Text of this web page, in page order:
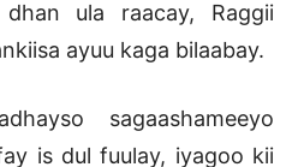
ula raacay, Raggii
ayuu kaga bilaabay.
sagaashameeyo
is dul fuulay, iyagoo kii